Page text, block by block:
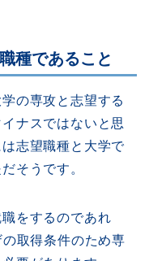
種であること
の専攻と志望する
ナスではないと思
志望職種と大学で
そうです。
をするのであれ
取得条件のため専